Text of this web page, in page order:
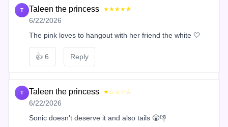
T Taleen the princess ★★★★★
6/22/2026
The pink loves to hangout with her friend the white 🤍
👍 6 Reply
T Taleen the princess ★☆☆☆☆
6/22/2026
Sonic doesn't deserve it and also tails 😤👎